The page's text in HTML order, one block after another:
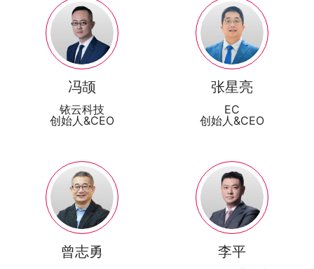
冯颉
铱云科技
创始人&CEO
张星亮
EC
创始人&CEO
曾志勇 李平